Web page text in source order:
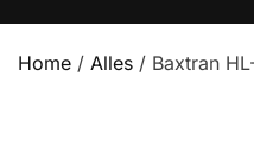
Home / Alles / Baxtran